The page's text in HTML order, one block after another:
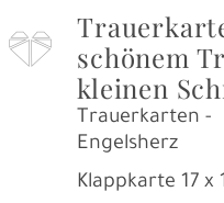
F
schönem
kleinen
Trauerkarten -
Engelsherz
Klappkarte 17 x